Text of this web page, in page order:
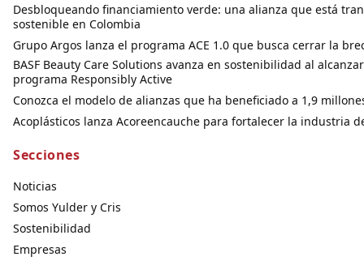
Desbloqueando financiamiento verde: una alianza que está
sostenible en Colombia
Grupo Argos lanza el programa ACE 1.0 que busca cerrar la
BASF Beauty Care Solutions avanza en sostenibilidad al
programa Responsibly Active
Conozca el modelo de alianzas que ha beneficiado a 1,9
Acoplásticos lanza Acoreencauche para fortalecer la industria
Secciones
Noticias
Somos Yulder y Cris
Sostenibilidad
Empresas